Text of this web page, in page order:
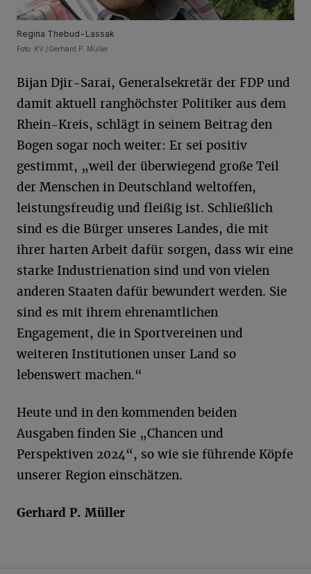
Regina Thebud-Lassak
Foto: KV./Gerhard P. Müller
Bijan Djir-Sarai, Generalsekretär der FDP und
damit aktuell ranghöchster Politiker aus dem
Rhein-Kreis, schlägt in seinem Beitrag den
Bogen sogar noch weiter: Er sei positiv
gestimmt, „weil der überwiegend große Teil
der Menschen in Deutschland weltoffen,
leistungsfreudig und fleißig ist. Schließlich
sind es die Bürger unseres Landes, die mit
ihrer harten Arbeit dafür sorgen, dass wir eine
starke Industrienation sind und von vielen
anderen Staaten dafür bewundert werden. Sie
sind es mit ihrem ehrenamtlichen
Engagement, die in Sportvereinen und
weiteren Institutionen unser Land so
lebenswert machen.“
Heute und in den kommenden beiden
Ausgaben finden Sie „Chancen und
Perspektiven 2024“, so wie sie führende Köpfe
unserer Region einschätzen.
Gerhard P. Müller